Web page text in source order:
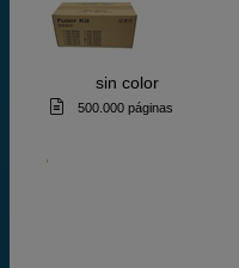
sin color
500.000 páginas